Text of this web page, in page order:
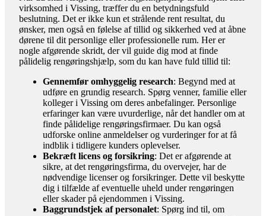
virksomhed i Vissing, træffer du en betydningsfuld
beslutning. Det er ikke kun et strålende rent resultat, du
ønsker, men også en følelse af tillid og sikkerhed ved at åbne
dørene til dit personlige eller professionelle rum. Her er
nogle afgørende skridt, der vil guide dig mod at finde
pålidelig rengøringshjælp, som du kan have fuld tillid til:
Gennemfør omhyggelig research: Begynd med at
udføre en grundig research. Spørg venner, familie eller
kolleger i Vissing om deres anbefalinger. Personlige
erfaringer kan være uvurderlige, når det handler om at
finde pålidelige rengøringsfirmaer. Du kan også
udforske online anmeldelser og vurderinger for at få
indblik i tidligere kunders oplevelser.
Bekræft licens og forsikring: Det er afgørende at
sikre, at det rengøringsfirma, du overvejer, har de
nødvendige licenser og forsikringer. Dette vil beskytte
dig i tilfælde af eventuelle uheld under rengøringen
eller skader på ejendommen i Vissing.
Baggrundstjek af personalet: Spørg ind til, om